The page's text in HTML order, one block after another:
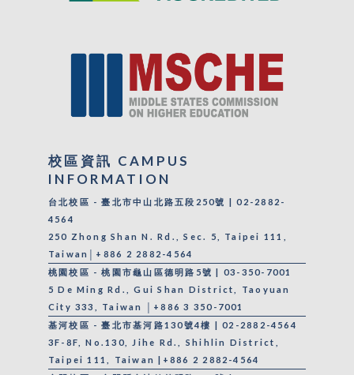
校區資訊 CAMPUS
INFORMATION
台北校區 - 臺北市中山北路五段250號 | 02-2882-
4564
250 Zhong Shan N. Rd., Sec. 5, Taipei 111,
Taiwan│+886 2 2882-4564
桃園校區 - 桃園市龜山區德明路5號 | 03-350-7001
5 De Ming Rd., Gui Shan District, Taoyuan
City 333, Taiwan │+886 3 350-7001
基河校區 - 臺北市基河路130號4樓 | 02-2882-4564
3F-8F, No.130, Jihe Rd., Shihlin District,
Taipei 111, Taiwan |+886 2 2882-4564